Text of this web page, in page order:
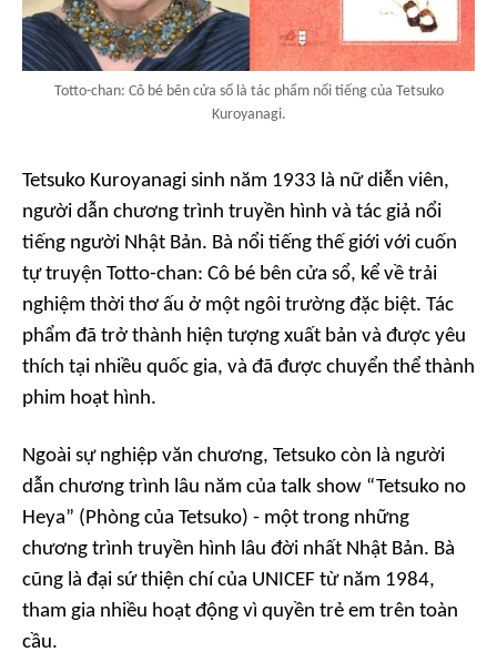
Totto-chan: Cô bé bên cửa sổ là tác phẩm nổi tiếng của Tetsuko
Kuroyanagi.
Tetsuko Kuroyanagi sinh năm 1933 là nữ diễn viên,
người dẫn chương trình truyền hình và tác giả nổi
tiếng người Nhật Bản. Bà nổi tiếng thế giới với cuốn
tự truyện Totto-chan: Cô bé bên cửa sổ, kể về trải
nghiệm thời thơ ấu ở một ngôi trường đặc biệt. Tác
phẩm đã trở thành hiện tượng xuất bản và được yêu
thích tại nhiều quốc gia, và đã được chuyển thể thành
phim hoạt hình.
Ngoài sự nghiệp văn chương, Tetsuko còn là người
dẫn chương trình lâu năm của talk show “Tetsuko no
Heya” (Phòng của Tetsuko) - một trong những
chương trình truyền hình lâu đời nhất Nhật Bản. Bà
cũng là đại sứ thiện chí của UNICEF từ năm 1984,
tham gia nhiều hoạt động vì quyền trẻ em trên toàn
cầu.